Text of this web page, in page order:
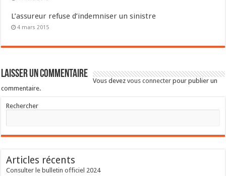
L’assureur refuse d’indemniser un sinistre
4 mars 2015
Laisser un commentaire
Vous devezvous connecter pour publier un
commentaire.
Rechercher
Articles récents
Consulter le bulletin officiel 2024